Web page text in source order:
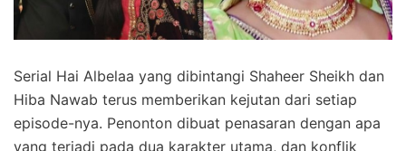
Serial Hai Albelaa yang dibintangi Shaheer Sheikh dan
Hiba Nawab terus memberikan kejutan dari setiap
episode-nya. Penonton dibuat penasaran dengan apa
yang terjadi pada dua karakter utama, dan konflik